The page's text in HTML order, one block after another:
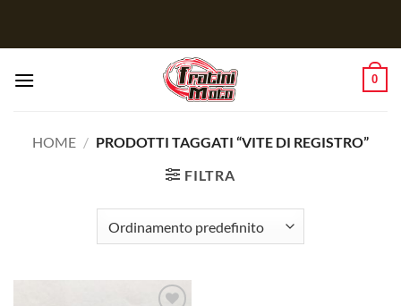
0
HOME / PRODOTTI TAGGATI “VITE DI REGISTRO”
FILTRA